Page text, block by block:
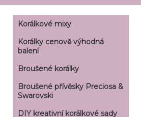
Korálkové mixy
Korálky cenově výhodná
balení
Broušené korálky
Broušené přívěsky Preciosa &
Swarovski
DIY kreativní korálkové sady